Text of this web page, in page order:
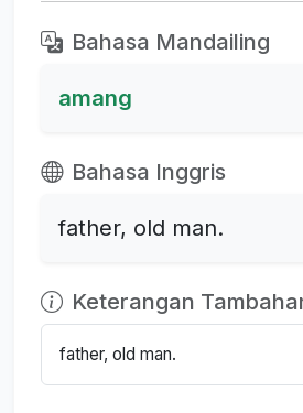
Bahasa Mandailing
amang
Bahasa Inggris
father, old man.
Keterangan
father, old man.